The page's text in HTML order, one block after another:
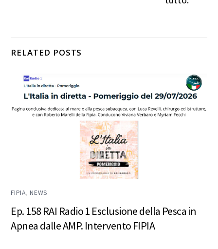
RELATED POSTS
FIPIA,NEWS
Ep. 158 RAI Radio 1 Esclusione della Pesca in
Apnea dalle AMP. Intervento FIPIA